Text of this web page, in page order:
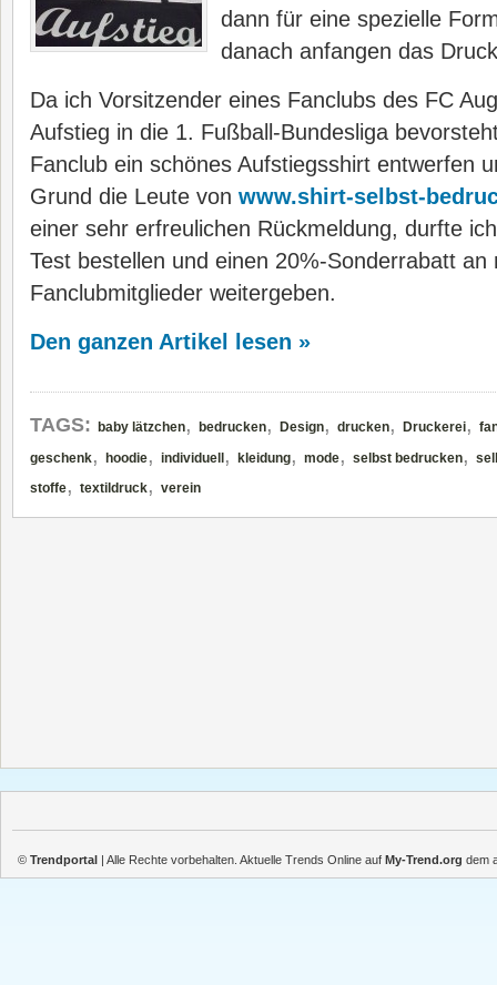
dann für eine spezielle
danach anfangen das
Da ich Vorsitzender eines Fanclubs des FC
Aufstieg in die 1. Fußball-Bundesliga
Fanclub ein schönes Aufstiegsshirt entwerfen
Grund die Leute von www.shirt-selbst-
einer sehr erfreulichen Rückmeldung, durfte
Test bestellen und einen 20%-Sonderrabatt an
Fanclubmitglieder weitergeben.
Den ganzen Artikel lesen »
TAGS: baby lätzchen, bedrucken, Design, drucken, Druckerei,
geschenk, hoodie, individuell , kleidung, mode, selbst bedrucken,
stoffe, textildruck, verein
© Trendportal | Alle Rechte vorbehalten. Aktuelle Trends Online auf My-Trend.org dem